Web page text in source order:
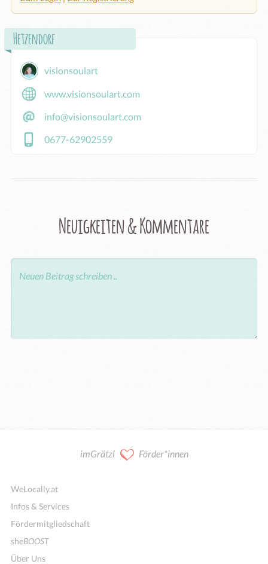
Hetzendorf
visionsoulart
www.visionsoulart.com
info@visionsoulart.com
0677-62902559
Neuigkeiten & Kommentare
imGrätzl Förder*innen
WeLocally.at
Infos & Services
Fördermitgliedschaft
sheBOOST
Über Uns